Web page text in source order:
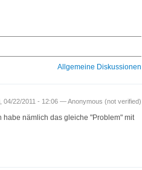
Allgemeine Diskussionen
04/22/2011 - 12:06 — Anonymous (not verified)
habe nämlich das gleiche "Problem" mit